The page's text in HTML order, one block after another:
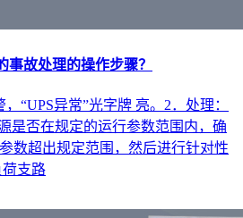
事故处理的操作步骤？
“UPS异常”光字牌 亮。2．处理：
是否在规定的运行参数范围内，确
数超出规定范围，然后进行针对性
支路